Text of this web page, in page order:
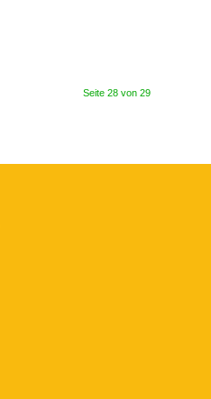
Seite 28 von 29